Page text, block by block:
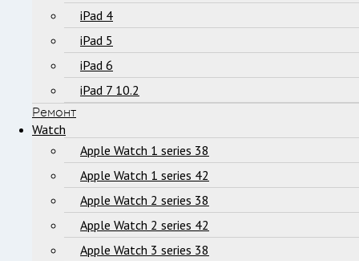
iPad 4
iPad 5
iPad 6
iPad 7 10.2
Ремонт
Watch
Apple Watch 1 series 38
Apple Watch 1 series 42
Apple Watch 2 series 38
Apple Watch 2 series 42
Apple Watch 3 series 38